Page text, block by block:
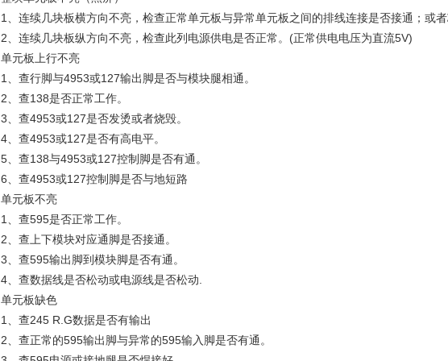
1、连续几块板横方向不亮，检查正常单元板与异常单元板之间的排线连接是否接通；或者
2、连续几块板纵方向不亮，检查此列电源供电是否正常。(正常供电电压为直流5V)
单元板上行不亮
1、查行脚与4953或127输出脚是否与模块腿相通。
2、查138是否正常工作。
3、查4953或127是否发烫或者烧毁。
4、查4953或127是否有高电平。
5、查138与4953或127控制脚是否有通。
6、查4953或127控制脚是否与地短路
单元板不亮
1、查595是否正常工作。
2、查上下模块对应通脚是否接通。
3、查595输出脚到模块脚是否有通。
4、查数据线是否松动或电源线是否松动.
单元板缺色
1、查245 R.G数据是否有输出
2、查正常的595输出脚与异常的595输入脚是否有通。